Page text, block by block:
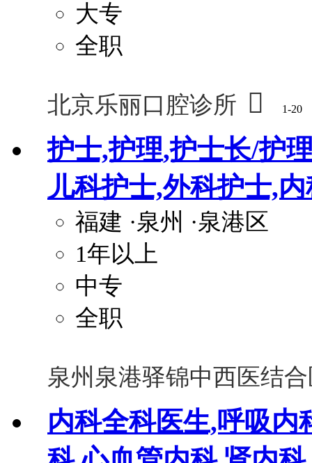
大专
全职
北京乐丽口腔诊所  1-20
护士,护理,护士长/护
儿科护士,外科护士,
福建 ·泉州 ·泉港区
1年以上
中专
全职
泉州泉港驿锦中西医结
内科全科医生,呼吸内